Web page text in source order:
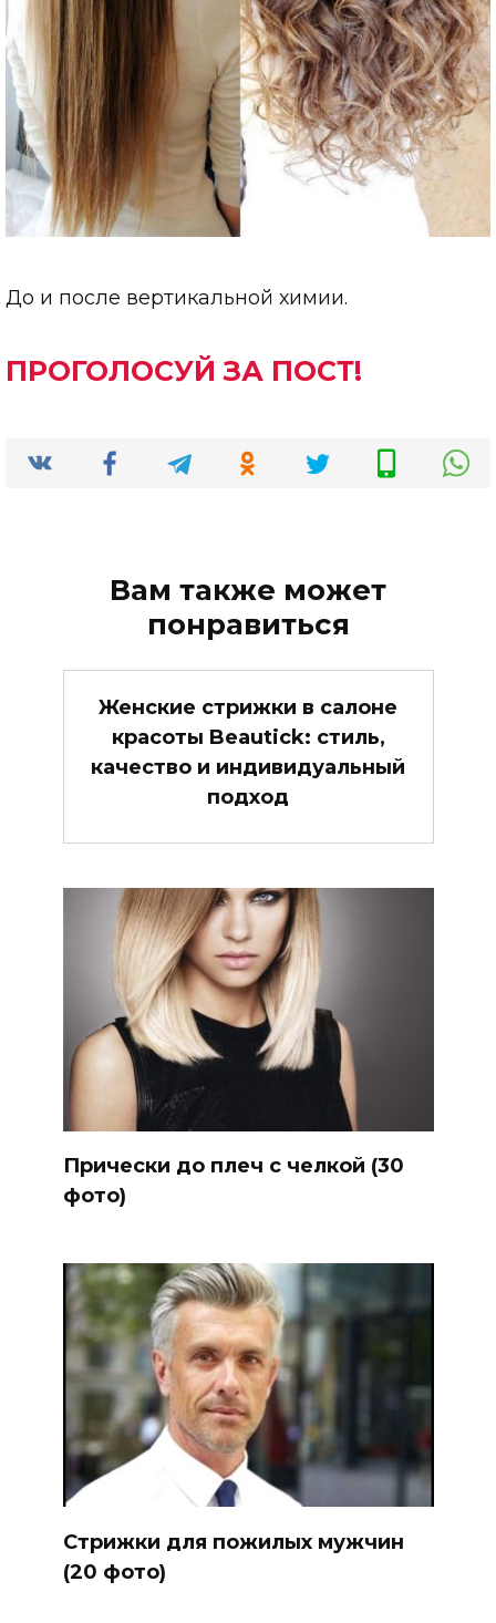
До и после вертикальной химии.
ПРОГОЛОСУЙ ЗА ПОСТ!
Вам также может
понравиться
Женские стрижки в салоне
красоты Beautick: стиль,
качество и индивидуальный
подход
Прически до плеч с челкой (30
фото)
Стрижки для пожилых мужчин
(20 фото)